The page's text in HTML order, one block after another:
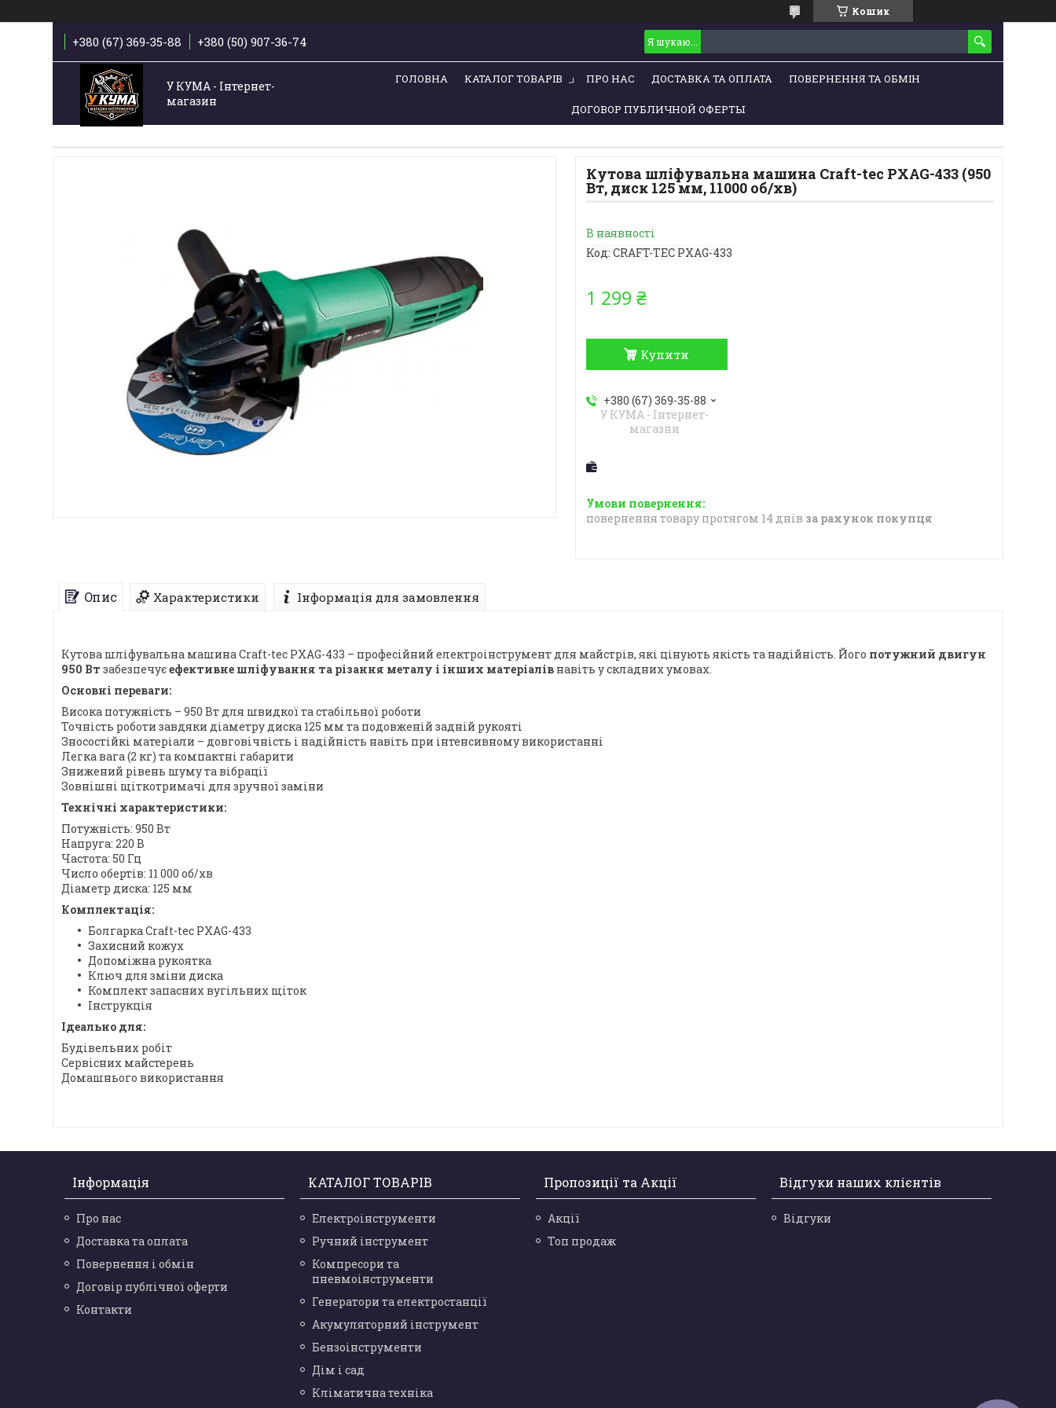
Кошик
+380 (67) 369-35-88 +380 (50) 907-36-74
У КУМА - Інтернет-
магазин
ГОЛОВНА КАТАЛОГ ТОВАРІВ ПРО НАС ДОСТАВКА ТА ОПЛАТА ПОВЕРНЕННЯ ТА ОБМІН
ДОГОВОР ПУБЛИЧНОЙ ОФЕРТЫ
Кутова шліфувальна машина Craft-tec PXAG-433 (950
Вт, диск 125 мм, 11000 об/хв)
В наявності
Код: CRAFT-TEC PXAG-433
1 299 ₴
Купити
+380 (67) 369-35-88
У КУМА - Інтернет-
магазни
повернення товару протягом 14 днів за рахунок покупця
Опис Характеристики Інформація для замовлення
Кутова шліфувальна машина Craft-tec PXAG-433 – професійний електроінструмент для майстрів, які цінують якість та надійність. Його потужний двигун
950 Вт забезпечуєефективне шліфування та різання металу і інших матеріалів навіть у складних умовах.
Основні переваги:
Висока потужність – 950 Вт для швидкої та стабільної роботи
Точність роботи завдяки діаметру диска 125 мм та подовженій задній рукояті
Зносостійкі матеріали – довговічність і надійність навіть при інтенсивному використанні
Легка вага (2 кг) та компактні габарити
Знижений рівень шуму та вібрації
Зовнішні щіткотримачі для зручної заміни
Технічні характеристики:
Потужність: 950 Вт
Напруга: 220 В
Частота: 50 Гц
Число обертів: 11 000 об/хв
Діаметр диска: 125 мм
Комплектація:
Болгарка Craft-tec PXAG-433
Захисний кожух
Допоміжна рукоятка
Ключ для зміни диска
Комплект запасних вугільних щіток
Інструкція
Ідеально для:
Будівельних робіт
Сервісних майстерень
Домашнього використання
Інформація
Про нас
Доставка та оплата
Повернення і обмін
Договір публічної оферти
Контакти
КАТАЛОГ ТОВАРІВ
Електроінструменти
Ручний інструмент
Компресори та
пневмоінструменти
Генератори та електростанції
Акумуляторний інструмент
Бензоінструменти
Дім і сад
Кліматична техніка
Пропозиції та Акції
Акції
Топ продаж
Відгуки наших клієнтів
Відгуки